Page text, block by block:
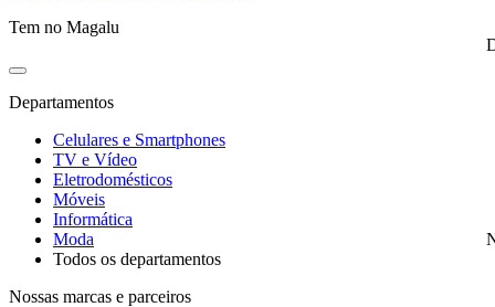
Tem no Magalu
Departamentos
Celulares e Smartphones
TV e Vídeo
Eletrodomésticos
Móveis
Informática
Moda
Todos os departamentos
Nossas marcas e parceiros